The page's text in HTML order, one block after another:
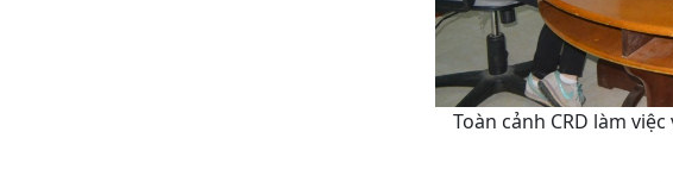
Toàn cảnh CRD làm